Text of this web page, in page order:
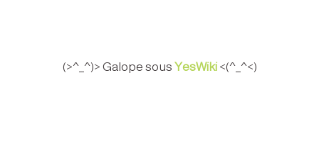
(>^_^)> Galope sous YesWiki<(^_^<)